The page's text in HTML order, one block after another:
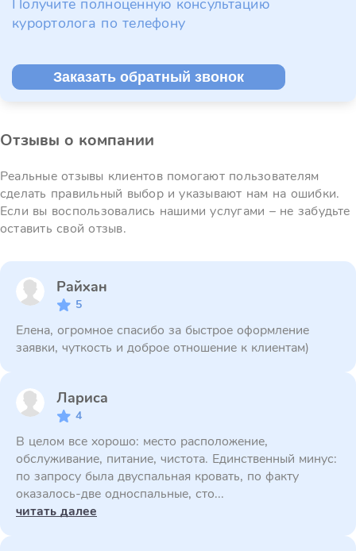
Получите полноценную консультацию
курортолога по телефону
Заказать обратный звонок
Отзывы о компании
Реальные отзывы клиентов помогают пользователям
сделать правильный выбор и указывают нам на ошибки.
Если вы воспользовались нашими услугами – не забудьте
оставить свой отзыв.
Райхан
5
Елена, огромное спасибо за быстрое оформление
заявки, чуткость и доброе отношение к клиентам)
Лариса
4
В целом все хорошо: место расположение,
обслуживание, питание, чистота. Единственный минус:
по запросу была двуспальная кровать, по факту
оказалось-две односпальные, сто...
читать далее